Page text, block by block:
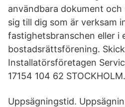
användbara dokument
sig till dig som är verksam
fastighetsbranschen eller i
bostadsrättsförening.
Installatörsföretagen
17154 104 62 STOCKHOLM.
Uppsägningstid.